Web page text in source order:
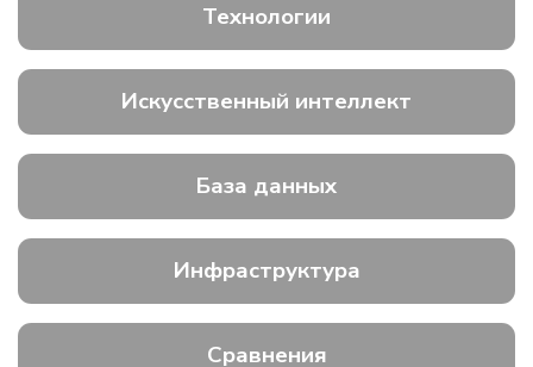
Технологии
Искусственный интеллект
База данных
Инфраструктура
Сравнения